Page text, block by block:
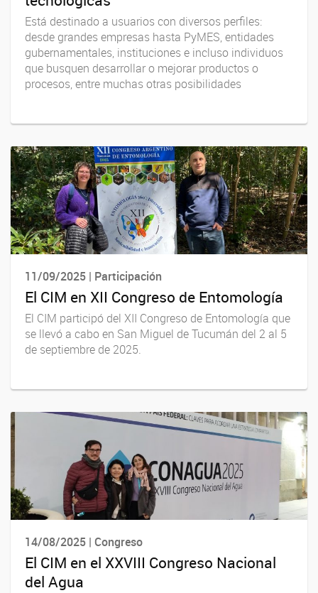
Está destinado a usuarios con diversos perfiles:
desde grandes empresas hasta PyMES, entidades
gubernamentales, instituciones e incluso individuos
que busquen desarrollar o mejorar productos o
procesos, entre muchas otras posibilidades
11/09/2025 | Participación
El CIM en XII Congreso de Entomología
El CIM participó del XII Congreso de Entomología que
se llevó a cabo en San Miguel de Tucumán del 2 al 5
de septiembre de 2025.
14/08/2025 | Congreso
El CIM en el XXVIII Congreso Nacional
del Agua